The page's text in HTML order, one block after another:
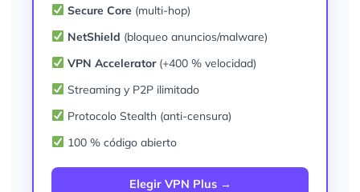
Secure Core (multi-hop)
NetShield (bloqueo anuncios/malware)
VPN Accelerator(+400 % velocidad)
Streaming y P2P ilimitado
Protocolo Stealth (anti-censura)
100 % código abierto
Elegir VPN Plus →